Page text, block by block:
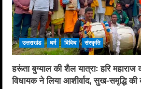
उत्तराखंड धर्म विविध संस्कृति
हरूंता बुग्याल की शैल यात्रा: हरि
विधायक ने लिया आशीर्वाद, सुख-समृद्धि की